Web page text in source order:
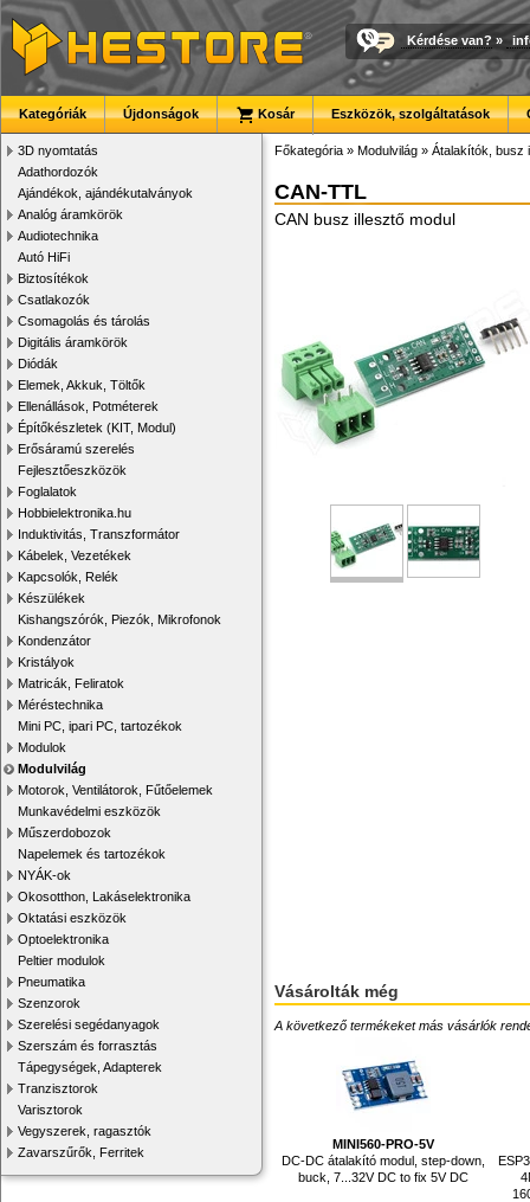
Kérdése van? »
Kategóriák Újdonságok Kosár Eszközök, szolgáltatások
3D nyomtatás
Adathordozók
Ajándékok, ajándékutalványok
Analóg áramkörök
Audiotechnika
Autó HiFi
Biztosítékok
Csatlakozók
Csomagolás és tárolás
Digitális áramkörök
Diódák
Elemek, Akkuk, Töltők
Ellenállások, Potméterek
Építőkészletek (KIT, Modul)
Erősáramú szerelés
Fejlesztőeszközök
Foglalatok
Hobbielektronika.hu
Induktivitás, Transzformátor
Kábelek, Vezetékek
Kapcsolók, Relék
Készülékek
Kishangszórók, Piezók, Mikrofonok
Kondenzátor
Kristályok
Matricák, Feliratok
Méréstechnika
Mini PC, ipari PC, tartozékok
Modulok
Modulvilág
Motorok, Ventilátorok, Fűtőelemek
Munkavédelmi eszközök
Műszerdobozok
Napelemek és tartozékok
NYÁK-ok
Okosotthon, Lakáselektronika
Oktatási eszközök
Optoelektronika
Peltier modulok
Pneumatika
Szenzorok
Szerelési segédanyagok
Szerszám és forrasztás
Tápegységek, Adapterek
Tranzisztorok
Varisztorok
Vegyszerek, ragasztók
Zavarszűrők, Ferritek
Főkategória » Modulvilág » Átalakítók, busz
CAN-TTL
CAN busz illesztő modul
Vásárolták még
A következő termékeket más vásárlók
MINI560-PRO-5V
DC-DC átalakító modul, step-down,
buck, 7...32V DC to fix 5V DC